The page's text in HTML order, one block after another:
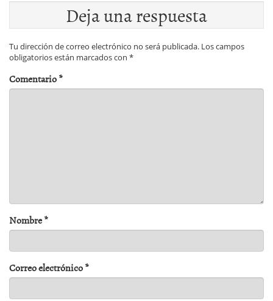
Deja una respuesta
Tu dirección de correo electrónico no será publicada. Los campos
obligatorios están marcados con *
Comentario*
Nombre*
Correo electrónico*